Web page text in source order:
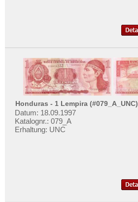
Honduras - 1 Lempira (#079_A_UNC)
Datum: 18.09.1997
Katalognr.: 079_A
Erhaltung: UNC